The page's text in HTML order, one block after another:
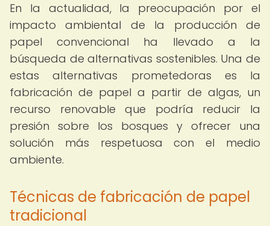
En la actualidad, la preocupación por el
impacto ambiental de la producción de
papel convencional ha llevado a la
búsqueda de alternativas sostenibles. Una de
estas alternativas prometedoras es la
fabricación de papel a partir de algas, un
recurso renovable que podría reducir la
presión sobre los bosques y ofrecer una
solución más respetuosa con el medio
ambiente.
Técnicas de fabricación de papel
tradicional